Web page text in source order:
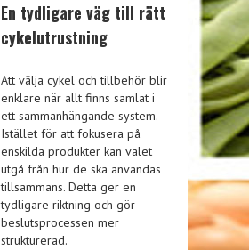
En tydligare väg till rätt
cykelutrustning
Att välja cykel och tillbehör blir
enklare när allt finns samlat i
ett sammanhängande system.
Istället för att fokusera på
enskilda produkter kan valet
utgå från hur de ska användas
tillsammans. Detta ger en
tydligare riktning och gör
beslutsprocessen mer
strukturerad.